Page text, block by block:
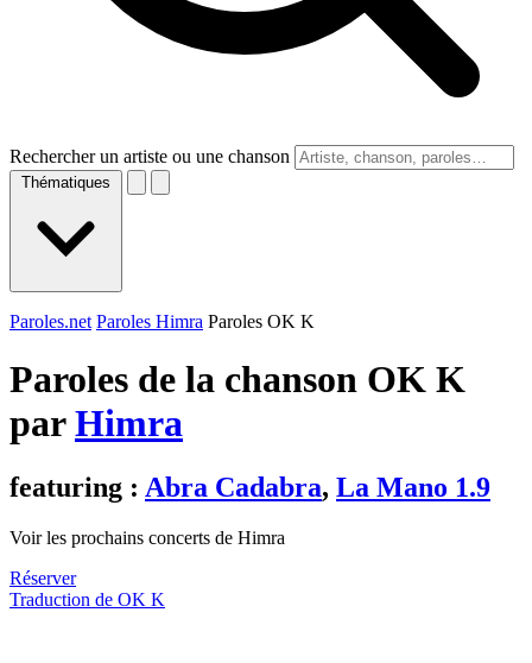
Rechercher un artiste ou une chanson
Thématiques
Paroles.net Paroles Himra Paroles OK K
Paroles de la chanson OK K
parHimra
featuring : Abra Cadabra, La Mano 1.9
Voir les prochains concerts de Himra
Réserver
Traduction de OK K